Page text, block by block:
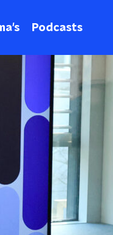
Podcasts